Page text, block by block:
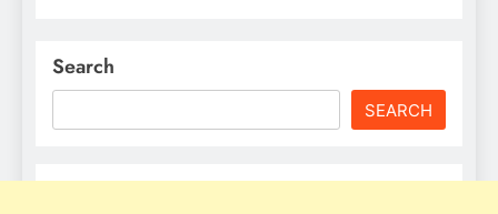
Search
SEARCH